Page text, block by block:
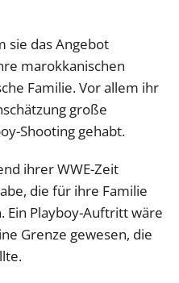
sie das Angebot
marokkanischen
Familie. Vor allem ihr
große
Shooting gehabt.
ihrer WWE-Zeit
die für ihre Familie
Ein Playboy-Auftritt wäre
Grenze gewesen, die